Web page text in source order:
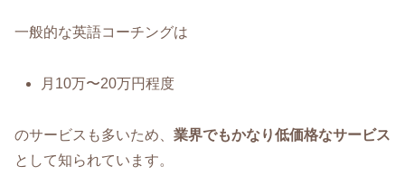
一般的な英語コーチングは
月10万〜20万円程度
のサービスも多いため、 業界でもかなり低価格なサービス
として知られています。